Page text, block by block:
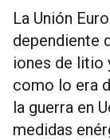
La Unión
dependiente
iones de litio
como lo era
la guerra en
medidas